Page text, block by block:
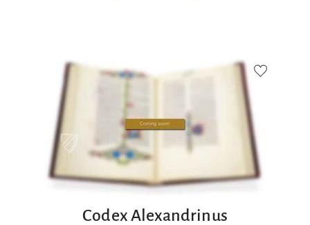
Codex Alexandrinus